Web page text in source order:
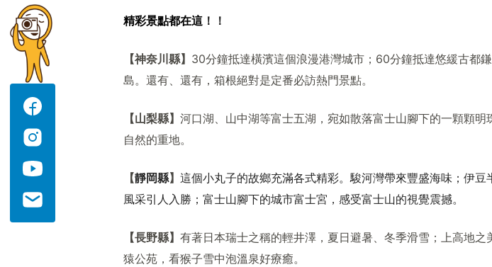
精彩景點都在這 ！！
【神奈川縣】 30分鐘抵達橫濱這個浪漫港灣城市；60分鐘抵達悠緩古都
島。還有、還有，箱根絕對是定番必訪熱門景點。
【山梨縣】 河口湖、山中湖等富士五湖，宛如散落富士山腳下的一顆顆
自然的重地。
【靜岡縣】 這個小丸子的故鄉充滿各式精彩。駿河灣帶來豐盛海味；伊
風采引人入勝；富士山腳下的城市富士宮，感受富士山的視覺震撼。
【長野縣】 有著日本瑞士之稱的輕井澤，夏日避暑、冬季滑雪；上高地之
猿公苑，看猴子雪中泡溫泉好療癒。